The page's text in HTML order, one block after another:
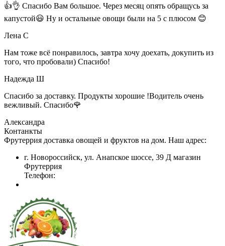
👍👌 Спасибо Вам большое. Через месяц опять обращусь за
капустой😃 Ну и остальные овощи были на 5 с плюсом 😊
Лена С
Нам тоже всё понравилось, завтра хочу доехать, докупить из
того, что пробовали) Спасибо!
Надежда Ш
Спасибо за доставку. Продукты хорошие !Водитель очень
вежливый. Спасибо🌹
Александра
Контанкты
Фрутеррия доставка овощей и фруктов на дом. Наш адрес:
г. Новороссийск, ул. Анапское шоссе, 39 Д магазин
Фрутеррия
Телефон: